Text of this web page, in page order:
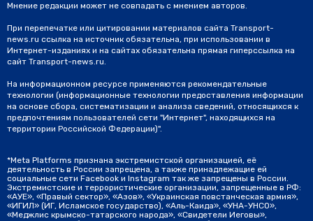
Мнение редакции может не совпадать с мнением авторов.
При перепечатке или цитировании материалов сайта Transport-
news.ru ссылка на источник обязательна, при использовании в
Интернет-изданиях и на сайтах обязательна прямая гиперссылка на
сайт Transport-news.ru.
На информационном ресурсе применяются рекомендательные
технологии (информационные технологии предоставления информации
на основе сбора, систематизации и анализа сведений, относящихся к
предпочтениям пользователей сети "Интернет", находящихся на
территории Российской Федерации)".
*Meta Platforms признана экстремистской организацией, её
деятельность в России запрещена, а также принадлежащие ей
социальные сети Facebook и Instagram так же запрещены в России.
Экстремистские и террористические организации, запрещенные в РФ:
«АУЕ», «Правый сектор», «Азов», «Украинская повстанческая армия»,
«ИГИЛ» (ИГ, Исламское государство), «Аль-Каида», «УНА-УНСО»,
«Меджлис крымско-татарского народа», «Свидетели Иеговы»,